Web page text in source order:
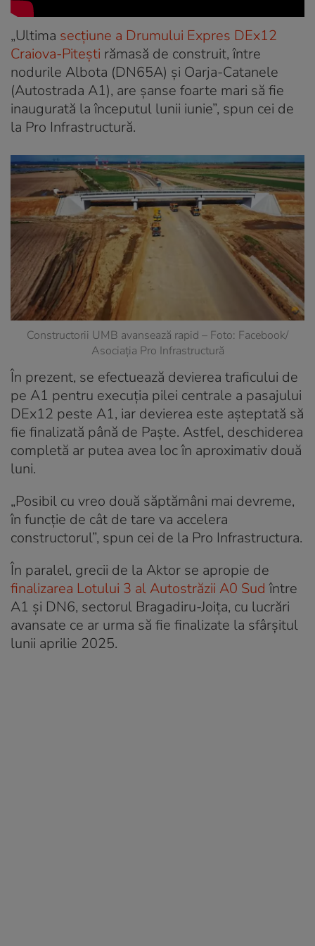
„Ultima secțiune a Drumului Expres DEx12
Craiova-Pitești rămasă de construit, între
nodurile Albota (DN65A) și Oarja-Catanele
(Autostrada A1), are șanse foarte mari să fie
inaugurată la începutul lunii iunie”, spun cei de
la Pro Infrastructură.
Constructorii UMB avansează rapid – Foto: Facebook/
Asociația Pro Infrastructură
În prezent, se efectuează devierea traficului de
pe A1 pentru execuția pilei centrale a pasajului
DEx12 peste A1, iar devierea este așteptată să
fie finalizată până de Paște. Astfel, deschiderea
completă ar putea avea loc în aproximativ două
luni.
„Posibil cu vreo două săptămâni mai devreme,
în funcție de cât de tare va accelera
constructorul”, spun cei de la Pro Infrastructura.
În paralel, grecii de la Aktor se apropie de
finalizarea Lotului 3 al Autostrăzii A0 Sud între
A1 și DN6, sectorul Bragadiru-Joița, cu lucrări
avansate ce ar urma să fie finalizate la sfârșitul
lunii aprilie 2025.